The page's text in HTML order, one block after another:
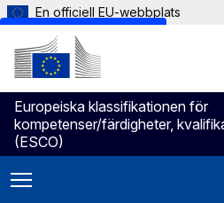
Skip to main content
En officiell EU-webbplats
Europeiska klassifikationen för
kompetenser/färdigheter,
(ESCO)